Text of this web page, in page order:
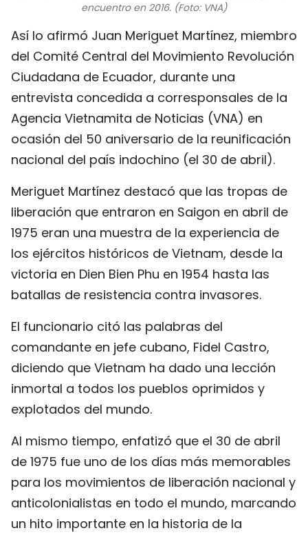
РУССКИЙ
encuentro en 2016. (Foto: VNA)
Así lo afirmó Juan Meriguet Martínez, miembro
del Comité Central del Movimiento Revolución
Ciudadana de Ecuador, durante una
entrevista concedida a corresponsales de la
Agencia Vietnamita de Noticias (VNA) en
ocasión del 50 aniversario de la reunificación
nacional del país indochino (el 30 de abril).
Meriguet Martínez destacó que las tropas de
liberación que entraron en Saigon en abril de
1975 eran una muestra de la experiencia de
los ejércitos históricos de Vietnam, desde la
victoria en Dien Bien Phu en 1954 hasta las
batallas de resistencia contra invasores.
El funcionario citó las palabras del
comandante en jefe cubano, Fidel Castro,
diciendo que Vietnam ha dado una lección
inmortal a todos los pueblos oprimidos y
explotados del mundo.
Al mismo tiempo, enfatizó que el 30 de abril
de 1975 fue uno de los días más memorables
para los movimientos de liberación nacional y
anticolonialistas en todo el mundo, marcando
un hito importante en la historia de la